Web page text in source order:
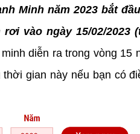
Minh năm 2023 bắt
rơi vào ngày 15/02/2023
diễn ra trong vòng 15
gian này nếu bạn có